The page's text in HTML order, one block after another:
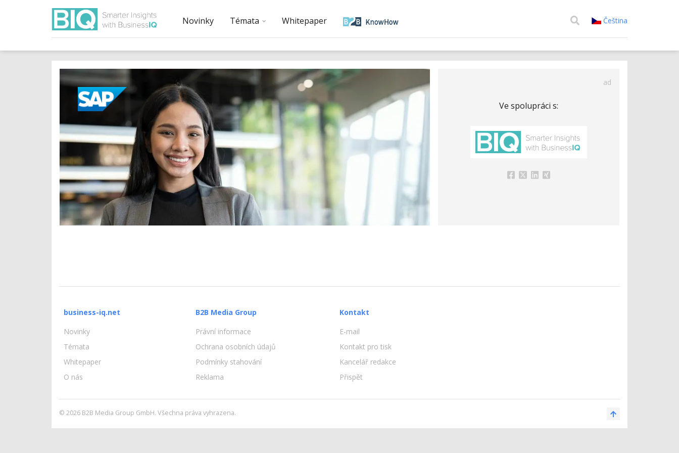
Novinky Témata Whitepaper Čeština
ad
Ve spolupráci s:
business-iq.net
Novinky
Témata
Whitepaper
O nás
B2B Media Group
Právní informace
Ochrana osobních údajů
Podmínky stahování
Reklama
Kontakt
E-mail
Kontakt pro tisk
Kancelář redakce
Přispět
© 2026 B2B Media Group GmbH. Všechna práva vyhrazena.